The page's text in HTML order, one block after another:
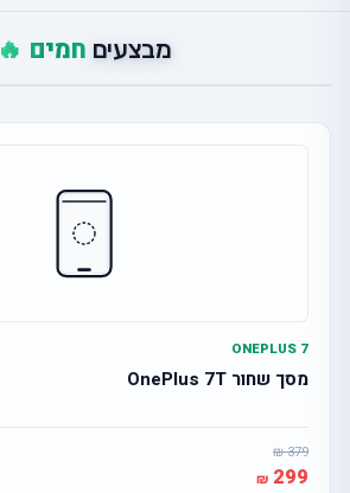
מבצעים חמים 🔥
ONEPLUS 7
מסך שחור OnePlus 7T
379
299